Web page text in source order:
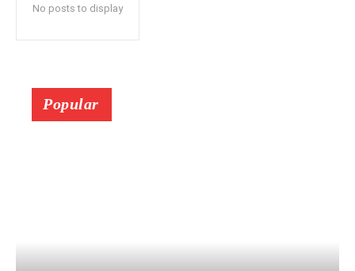
No posts to display
Popular